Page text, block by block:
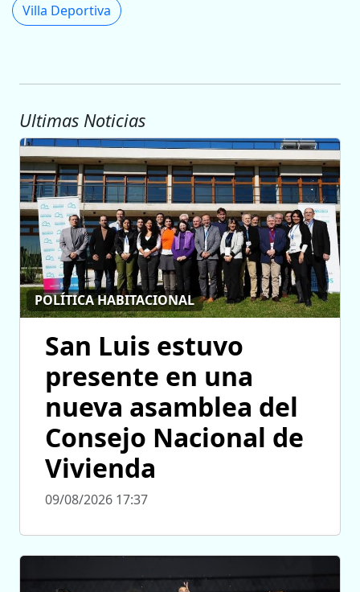
Villa Deportiva
Ultimas Noticias
POLÍTICA HABITACIONAL
San Luis estuvo
presente en una
nueva asamblea del
Consejo Nacional de
Vivienda
09/08/2026 17:37